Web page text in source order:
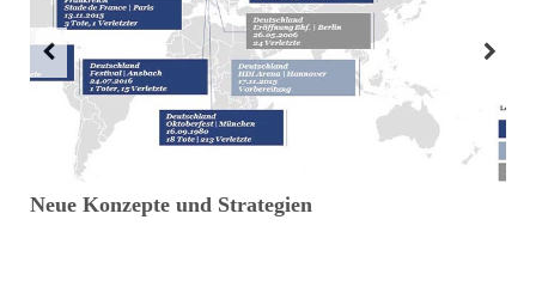
Neue Konzepte und Strategien